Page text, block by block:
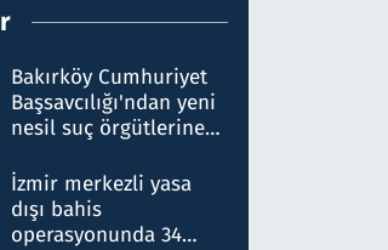
Bakırköy Cumhuriyet
Başsavcılığı'ndan yeni
nesil suç örgütlerine
hakkında gözaltı kararı
İzmir merkezli yasa
dışı bahis
operasyonunda 34